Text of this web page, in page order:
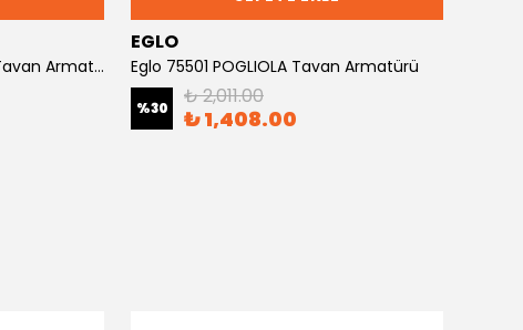
Eglo 49392 Charterhouse Tavan Armatürü
EGLO
Eglo 75501 POGLIOLA Tavan Armatürü
%30 ₺ 2,011.00
₺ 1,408.00